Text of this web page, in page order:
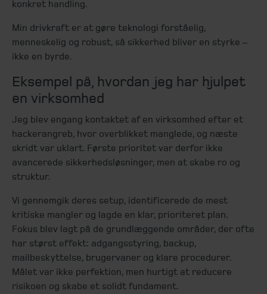
konkret handling.
Min drivkraft er at gøre teknologi forståelig,
menneskelig og robust, så sikkerhed bliver en styrke –
ikke en byrde.
Eksempel på, hvordan jeg har hjulpet
en virksomhed
Jeg blev engang kontaktet af en virksomhed efter et
hackerangreb, hvor overblikket manglede, og næste
skridt var uklart. Første prioritet var derfor ikke
avancerede sikkerhedsløsninger, men at skabe ro og
struktur.
Vi gennemgik deres setup, identificerede de mest
kritiske mangler og lagde en klar, prioriteret plan.
Fokus blev lagt på de grundlæggende områder, der ofte
har størst effekt: adgangsstyring, backup,
mailbeskyttelse, brugervaner og klare procedurer.
Målet var ikke perfektion, men hurtigt at reducere
risikoen og skabe et solidt fundament.